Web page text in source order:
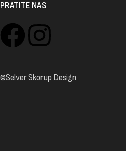
PRATITE NAS
©Selver Skorup Design